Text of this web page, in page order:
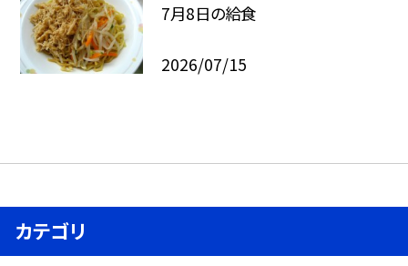
7月8日の給食
2026/07/15
カテゴリ